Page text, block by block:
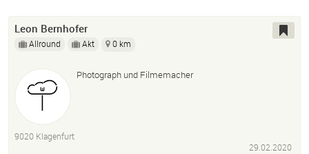
Leon Bernhofer
Allround Akt 0 km
Photograph und Filmemacher
9020 Klagenfurt
29.02.2020